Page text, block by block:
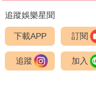
追蹤娛樂星聞
下載APP 訂閱
追蹤 加入